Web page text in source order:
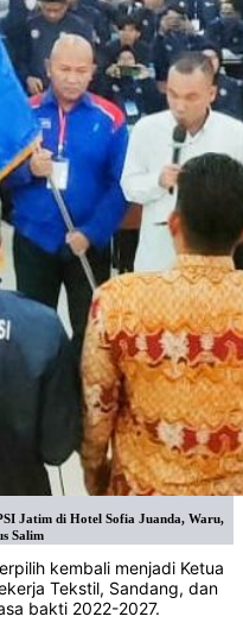
Jatim di Hotel Sofia Juanda, Waru,
Salim
kembali menjadi Ketua
Tekstil, Sandang, dan
bakti 2022-2027.